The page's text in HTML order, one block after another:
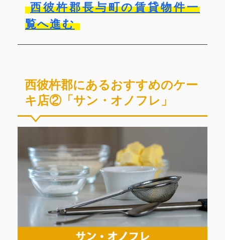
西彼杵郡長与町の賃貸物件一
覧へ進む
西彼杵郡にあるおすすめのケー
キ店②「サン・オノフレ」